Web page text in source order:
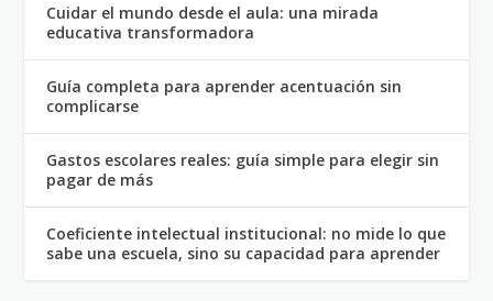
Cuidar el mundo desde el aula: una mirada
educativa transformadora
Guía completa para aprender acentuación sin
complicarse
Gastos escolares reales: guía simple para elegir sin
pagar de más
Coeficiente intelectual institucional: no mide lo que
sabe una escuela, sino su capacidad para aprender